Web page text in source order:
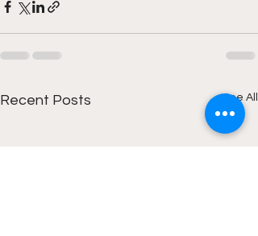
Recent Posts See All